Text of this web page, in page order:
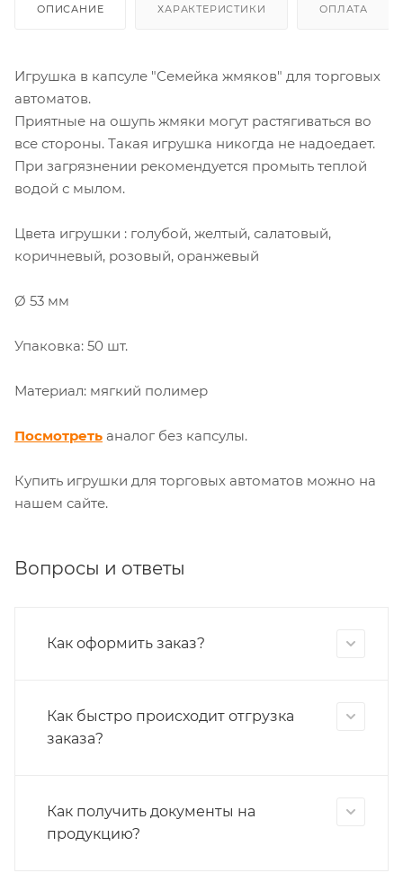
ОПИСАНИЕ ХАРАКТЕРИСТИКИ ОПЛАТА
Игрушка в капсуле "Семейка жмяков" для торговых
автоматов.
Приятные на ошупь жмяки могут растягиваться во
все стороны. Такая игрушка никогда не надоедает.
При загрязнении рекомендуется промыть теплой
водой с мылом.
Цвета игрушки : голубой, желтый, салатовый,
коричневый, розовый, оранжевый
Ø 53 мм
Упаковка: 50 шт.
Материал: мягкий полимер
Посмотреть аналог без капсулы.
Купить игрушки для торговых автоматов можно на
нашем сайте.
Вопросы и ответы
Как оформить заказ?
Как быстро происходит отгрузка
заказа?
Как получить документы на
продукцию?